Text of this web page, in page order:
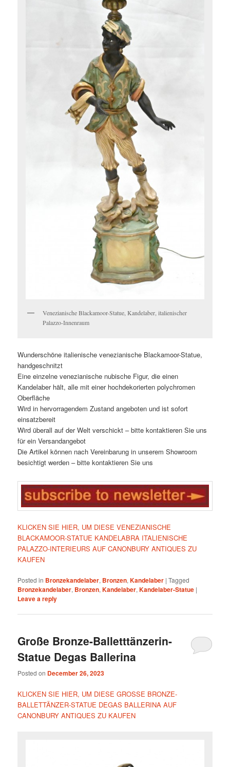
Venezianische Blackamoor-Statue, Kandelaber, italienischer
Palazzo-Innenraum
Wunderschöne italienische venezianische Blackamoor-Statue,
handgeschnitzt
Eine einzelne venezianische nubische Figur, die einen
Kandelaber hält, alle mit einer hochdekorierten polychromen
Oberfläche
Wird in hervorragendem Zustand angeboten und ist sofort
einsatzbereit
Wird überall auf der Welt verschickt – bitte kontaktieren Sie uns
für ein Versandangebot
Die Artikel können nach Vereinbarung in unserem Showroom
besichtigt werden – bitte kontaktieren Sie uns
KLICKEN SIE HIER, UM DIESE VENEZIANISCHE
BLACKAMOOR-STATUE KANDELABRA ITALIENISCHE
PALAZZO-INTERIEURS AUF CANONBURY ANTIQUES ZU
KAUFEN
Posted in Bronzekandelaber, Bronzen,Kandelaber |Tagged
Bronzekandelaber, Bronzen,Kandelaber,Kandelaber-Statue |
Leave a reply
Große Bronze-Balletttänzerin-
Statue Degas Ballerina
Posted on December 26, 2023
KLICKEN SIE HIER, UM DIESE GROSSE BRONZE-
BALLETTÄNZER-STATUE DEGAS BALLERINA AUF
CANONBURY ANTIQUES ZU KAUFEN